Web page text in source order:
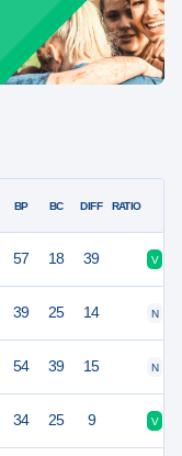
BP BC DIFF RATIO
57 18 39 V
39 25 14 N
54 39 15 N
34 25 9 V